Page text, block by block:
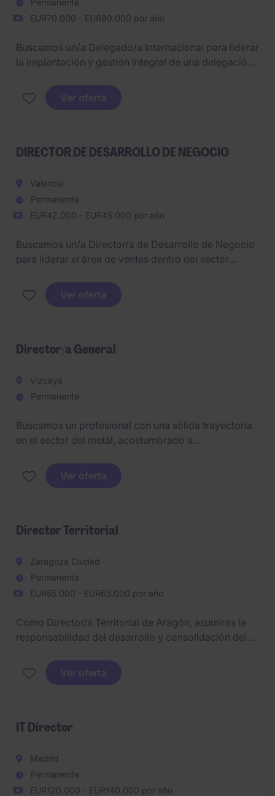
Permanente
EUR70.000 - EUR80.000 por año
Buscamos un/a Delegado/a Internacional para liderar
la implantación y gestión integral de una delegación
económicos y operativos.
Será responsable de desarrollar negocio, gestionar
Ver oferta
DIRECTOR DE DESARROLLO DE NEGOCIO
Valencia
Permanente
EUR42.000 - EUR45.000 por año
Buscamos un/a Director/a de Desarrollo de Negocio
para liderar el área de ventas dentro del sector
requiere experiencia consolidada en la gestión de
estrategias comerciales
Ver oferta
Director/a General
Vizcaya
Permanente
Buscamos un profesional con una sólida trayectoria
en el sector del metal, acostumbrado a
Deberá combinar una fuerte orientación comercial
con capacidad de gestión empresarial, liderazgo
Ver oferta
Director Territorial
Zaragoza Ciudad
Permanente
EUR55.000 - EUR65.000 por año
Como Director/a Territorial de Aragón, asumirás la
responsabilidad del desarrollo y consolidación del
comercial y el crecimiento de la cartera de clientes
industriales y empresariales.
Ver oferta
IT Director
Madrid
Permanente
EUR120.000 - EUR140.000 por año